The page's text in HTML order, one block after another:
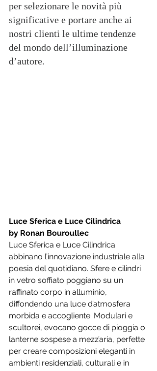
per selezionare le novità più
significative e portare anche ai
nostri clienti le ultime tendenze
del mondo dell’illuminazione
d’autore.
Luce Sferica e Luce Cilindrica
by Ronan Bouroullec
Luce Sferica e Luce Cilindrica
abbinano l’innovazione industriale alla
poesia del quotidiano. Sfere e cilindri
in vetro soffiato poggiano su un
raffinato corpo in alluminio,
diffondendo una luce d’atmosfera
morbida e accogliente. Modulari e
scultorei, evocano gocce di pioggia o
lanterne sospese a mezz’aria, perfette
per creare composizioni eleganti in
ambienti residenziali, culturali e in